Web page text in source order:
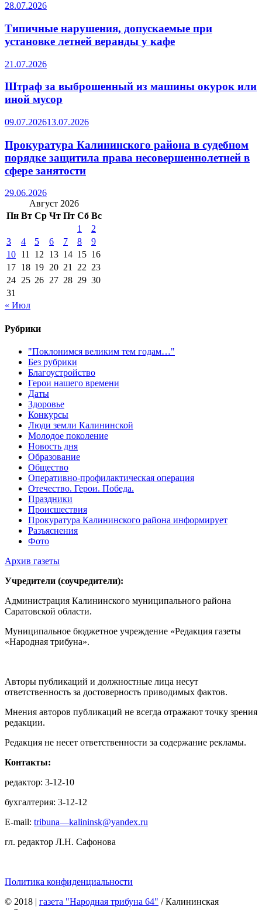
28.07.2026
Типичные нарушения, допускаемые при
установке летней веранды у кафе
21.07.2026
Штраф за выброшенный из машины окурок или
иной мусор
09.07.202613.07.2026
Прокуратура Калининского района в судебном
порядке защитила права несовершеннолетней в
сфере занятости
29.06.2026
Август 2026
Пн Вт Ср Чт Пт Сб Вс
1
2
3
4 5 6 7 8
9
10 11 12 13 14 15 16
17 18 19 20 21 22 23
24 25 26 27 28 29 30
31
« Июл
Рубрики
"Поклонимся великим тем годам…"
Без рубрики
Благоустройство
Герои нашего времени
Даты
Здоровье
Конкурсы
Люди земли Калининской
Молодое поколение
Новость дня
Образование
Общество
Оперативно-профилактическая операция
Отечество. Герои. Победа.
Праздники
Происшествия
Прокуратура Калининского района информирует
Разъяснения
Фото
Архив газеты
Учредители (соучредители):
Администрация Калининского муниципального района
Саратовской области.
Муниципальное бюджетное учреждение «Редакция газеты
«Народная трибуна».
Авторы публикаций и должностные лица несут
ответственность за достоверность приводимых фактов.
Мнения авторов публикаций не всегда отражают точку зрения
редакции.
Редакция не несет ответственности за содержание рекламы.
Контакты:
редактор: 3-12-10
бухгалтерия: 3-12-12
E-mail: tribuna—kalininsk@yandex.ru
гл. редактор Л.Н. Сафонова
Политика конфиденциальности
© 2018 | газета "Народная трибуна 64" / Калининская